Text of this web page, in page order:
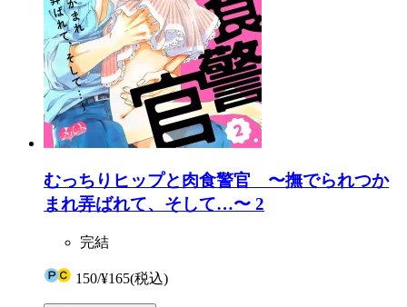
むっちりヒップと肉食警官 〜撫でられつか
まれ弄ばれて、そして…〜 2
完結
150/¥165(税込)